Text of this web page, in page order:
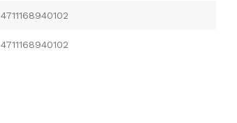
4711168940102
4711168940102